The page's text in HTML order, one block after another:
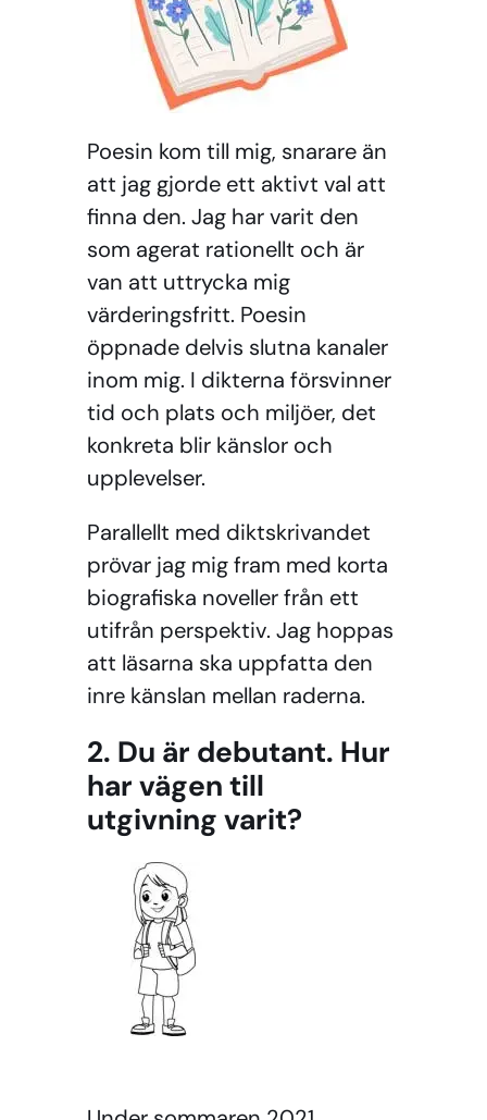
Poesin kom till mig, snarare än
att jag gjorde ett aktivt val att
finna den. Jag har varit den
som agerat rationellt och är
van att uttrycka mig
värderingsfritt. Poesin
öppnade delvis slutna kanaler
inom mig. I dikterna försvinner
tid och plats och miljöer, det
konkreta blir känslor och
upplevelser.
Parallellt med diktskrivandet
prövar jag mig fram med korta
biografiska noveller från ett
utifrån perspektiv. Jag hoppas
att läsarna ska uppfatta den
inre känslan mellan raderna.
2. Du är debutant. Hur
har vägen till
utgivning varit?